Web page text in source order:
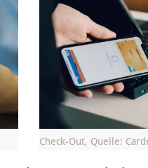
Check-Out, Quelle: